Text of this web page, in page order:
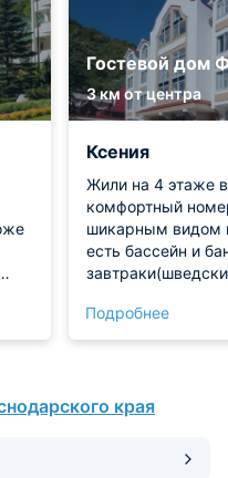
Гостевой дом
3 км от центра
Ксения
Жили на 4 этаже
комфортный
шикарным видом
есть бассейн и
большой с
комната и
Подробнее
края